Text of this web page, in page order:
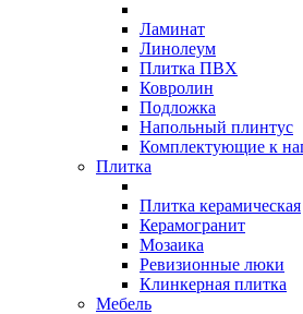
Ламинат
Линолеум
Плитка ПВХ
Ковролин
Подложка
Напольный плинтус
Комплектующие к
Плитка
Плитка керамическая
Керамогранит
Мозаика
Ревизионные люки
Клинкерная плитка
Мебель